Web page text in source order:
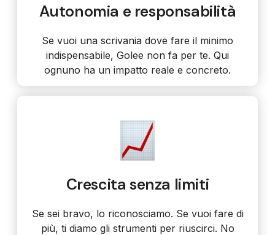
Autonomia e responsabilità
Se vuoi una scrivania dove fare il minimo
indispensabile, Golee non fa per te. Qui
ognuno ha un impatto reale e concreto.
Crescita senza limiti
Se sei bravo, lo riconosciamo. Se vuoi fare di
più, ti diamo gli strumenti per riuscirci. No